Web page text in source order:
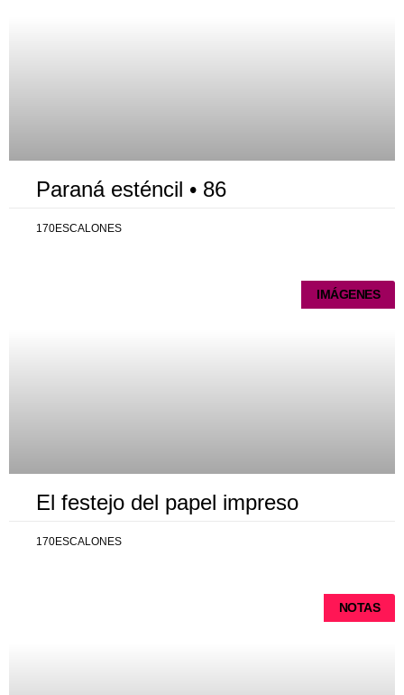
Paraná esténcil • 86
170ESCALONES
IMÁGENES
El festejo del papel impreso
170ESCALONES
NOTAS